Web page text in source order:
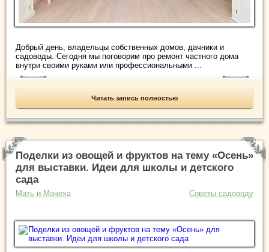
Добрый день, владельцы собственных домов, дачники и
садоводы. Сегодня мы поговорим про ремонт частного дома
внутри своими руками или профессиональными ...
Читать запись полностью
Поделки из овощей и фруктов на тему «Осень»
для выставки. Идеи для школы и детского
сада
Мать-и-Мачеха Советы садоводу